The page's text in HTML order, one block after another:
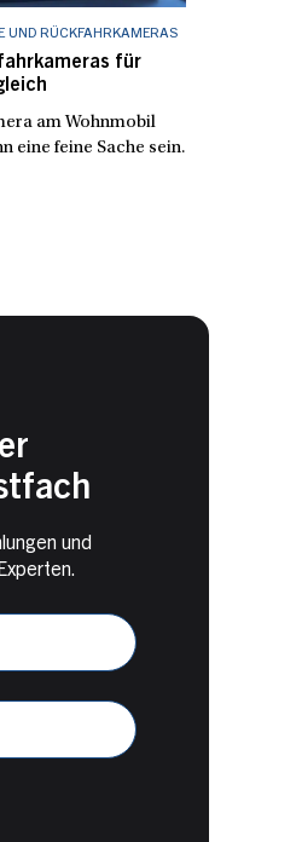
UND RÜCKFAHRKAMERAS
für
am Wohnmobil
eine feine Sache sein.
und